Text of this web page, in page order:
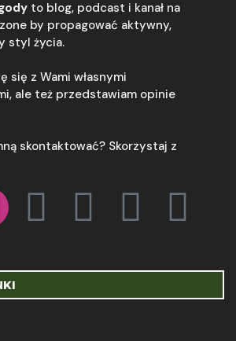
to blog, podcast i kanał na
by propagować aktywny,
styl życia.
się z Wami własnymi
ale też przedstawiam opinie
skontaktować? Skorzystaj z